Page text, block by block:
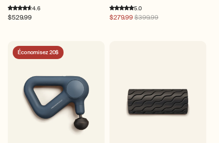
4.6
Prix
$529.99
5.0
Prix
$279.99$399.99
Économisez 20$